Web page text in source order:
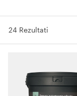
24 Rezultati